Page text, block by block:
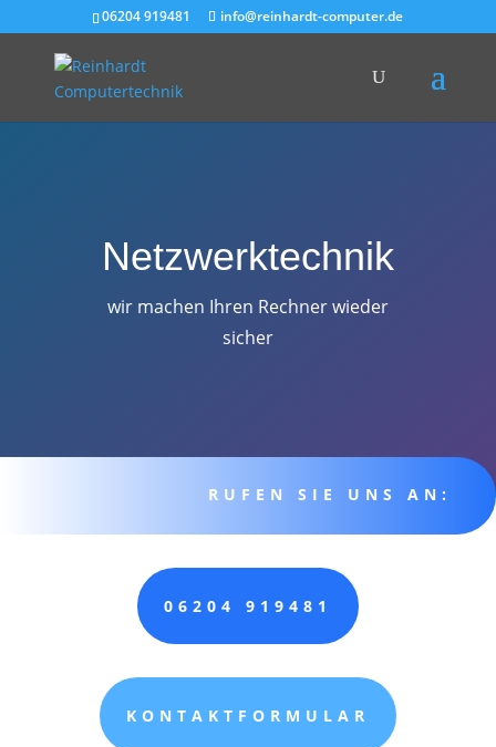
06204 919481 info@reinhardt-computer.de
Netzwerktechnik
wir machen Ihren Rechner wieder
sicher
RUFEN SIE UNS AN:
06204 919481
KONTAKTFORMULAR